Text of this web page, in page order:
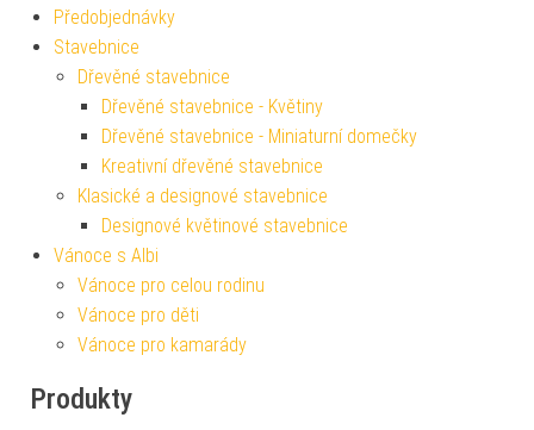
Předobjednávky
Stavebnice
Dřevěné stavebnice
Dřevěné stavebnice - Květiny
Dřevěné stavebnice - Miniaturní domečky
Kreativní dřevěné stavebnice
Klasické a designové stavebnice
Designové květinové stavebnice
Vánoce s Albi
Vánoce pro celou rodinu
Vánoce pro děti
Vánoce pro kamarády
Produkty